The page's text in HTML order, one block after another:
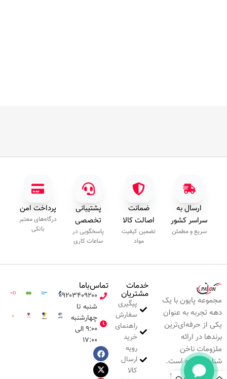
ارسال به
سراسر کشور
سریع و مطمئن
ضمانت
اصالت کالا
تضمین کیفیت
مواد
پشتیبانی
تخصصی
پاسخگویی در
ساعات کاری
پرداخت امن
درگاه‌های معتبر
بانکی
مجموعه پایون با یک
دهه تجربه به عنوان
یکی از حرفه‌ای‌ترین
برندها در ارائه
ملزومات ناخن
شناخته شده است.
خلاقیت، نوآوری و
خدمات
مشتریان
پیگیری
سفارش
راهنمای
خرید
رویه
ارسال
کالا
تماس‌با‌ما
۰۹۲۰۳۴۰۹۲۰۰
شنبه تا
چهارشنبه
۹:۰۰ الی
۱۷:۰۰